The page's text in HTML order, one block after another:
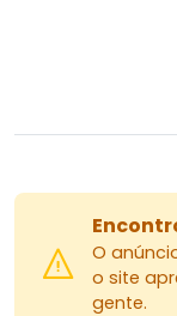
O
o site
gente.